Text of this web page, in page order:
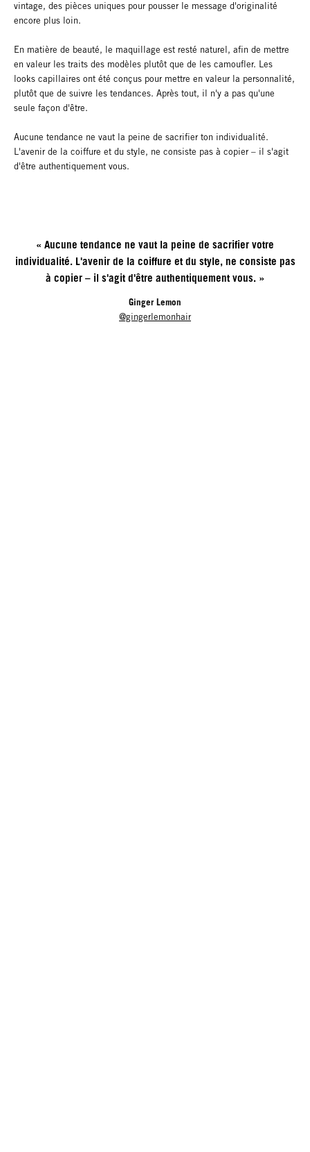
vintage, des pièces uniques pour pousser le message d'originalité
encore plus loin.
En matière de beauté, le maquillage est resté naturel, afin de mettre
en valeur les traits des modèles plutôt que de les camoufler. Les
looks capillaires ont été conçus pour mettre en valeur la personnalité,
plutôt que de suivre les tendances. Après tout, il n'y a pas qu'une
seule façon d'être.
Aucune tendance ne vaut la peine de sacrifier ton individualité.
L'avenir de la coiffure et du style, ne consiste pas à copier – il s'agit
d'être authentiquement vous.
« Aucune tendance ne vaut la peine de sacrifier votre
individualité. L'avenir de la coiffure et du style, ne consiste pas
à copier – il s'agit d'être authentiquement vous. »
Ginger Lemon
@gingerlemonhair